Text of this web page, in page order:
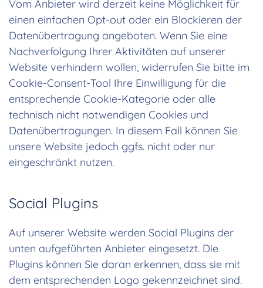
Vom Anbieter wird derzeit keine Möglichkeit für
einen einfachen Opt-out oder ein Blockieren der
Datenübertragung angeboten. Wenn Sie eine
Nachverfolgung Ihrer Aktivitäten auf unserer
Website verhindern wollen, widerrufen Sie bitte im
Cookie-Consent-Tool Ihre Einwilligung für die
entsprechende Cookie-Kategorie oder alle
technisch nicht notwendigen Cookies und
Datenübertragungen. In diesem Fall können Sie
unsere Website jedoch ggfs. nicht oder nur
eingeschränkt nutzen.
Social Plugins
Auf unserer Website werden Social Plugins der
unten aufgeführten Anbieter eingesetzt. Die
Plugins können Sie daran erkennen, dass sie mit
dem entsprechenden Logo gekennzeichnet sind.